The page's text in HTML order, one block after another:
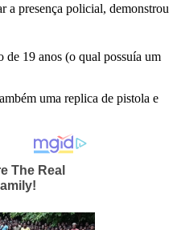
a presença policial, demonstrou
19 anos (o qual possuía um
uma replica de pistola e